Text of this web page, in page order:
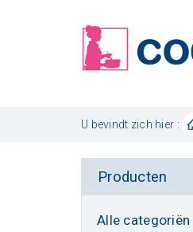
U bevindt zich hier :
Producten
Alle categoriën